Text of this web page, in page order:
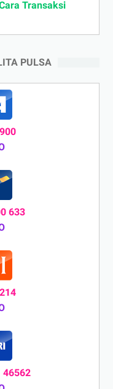
Transaksi
PULSA
633
46562